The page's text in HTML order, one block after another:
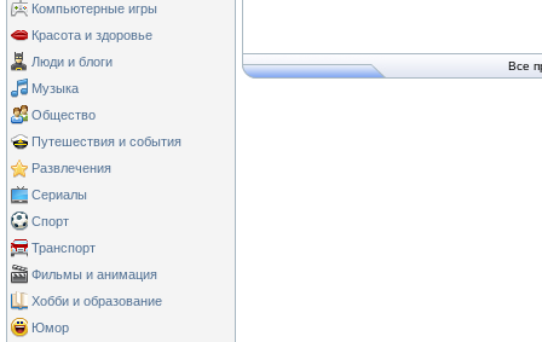
Компьютерные игры
Красота и здоровье
Люди и блоги
Музыка
Общество
Путешествия и события
Развлечения
Сериалы
Спорт
Транспорт
Фильмы и анимация
Хобби и образование
Юмор
Все